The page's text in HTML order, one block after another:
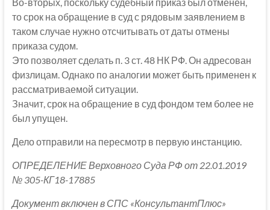
то срок на обращение в суд с рядовым заявлением в
таком случае нужно отсчитывать от даты отмены
приказа судом.
Это позволяет сделать п. 3 ст. 48 НК РФ. Он адресован
физлицам. Однако по аналогии может быть применен к
рассматриваемой ситуации.
Значит, срок на обращение в суд фондом тем более не
был упущен.
Дело отправили на пересмотр в первую инстанцию.
ОПРЕДЕЛЕНИЕ Верховного Суда РФ от 22.01.2019
№ 305-КГ18-17885
Документ включен в СПС «КонсультантПлюс»